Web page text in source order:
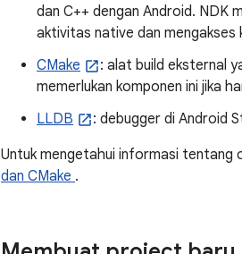
dan C++ dengan Android. NDK
aktivitas native dan
CMake
: alat build eksternal
memerlukan komponen ini jika
LLDB
: debugger di Android
Untuk mengetahui informasi tentang
dan CMake .